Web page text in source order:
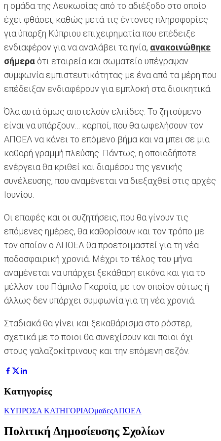
η ομάδα της Λευκωσίας από το αδιέξοδο στο οποίο
έχει φθάσει, καθώς μετά τις έντονες πληροφορίες
για ύπαρξη Κύπριου επιχειρηματία που επέδειξε
ενδιαφέρον για να αναλάβει τα ηνία, ανακοινώθηκε
σήμερα ότι εταιρεία και σωματείο υπέγραψαν
συμφωνία εμπιστευτικότητας με ένα από τα μέρη που
επέδειξαν ενδιαφέρουν για εμπλοκή στα διοικητικά.
Όλα αυτά όμως αποτελούν ελπίδες. Το ζητούμενο
είναι να υπάρξουν… καρποί, που θα ωφελήσουν τον
ΑΠΟΕΛ να κάνει το επόμενο βήμα και να μπει σε μια
καθαρή γραμμή πλεύσης. Πάντως, η οποιαδήποτε
ενέργεια θα κριθεί και διαμέσου της γενικής
συνέλευσης, που αναμένεται να διεξαχθεί στις αρχές
Ιουνίου.
Οι επαφές και οι συζητήσεις, που θα γίνουν τις
επόμενες ημέρες, θα καθορίσουν και τον τρόπο με
τον οποίον ο ΑΠΟΕΛ θα προετοιμαστεί για τη νέα
ποδοσφαιρική χρονιά. Μέχρι το τέλος του μήνα
αναμένεται να υπάρχει ξεκάθαρη εικόνα και για το
μέλλον του Πάμπλο Γκαρσία, με τον οποίον ούτως ή
άλλως δεν υπάρχει συμφωνία για τη νέα χρονιά.
Σταδιακά θα γίνει και ξεκαθάρισμα στο ρόστερ,
σχετικά με το ποιοι θα συνεχίσουν και ποιοι όχι
στους γαλαζοκίτρινους και την επόμενη σεζόν.
Κατηγορίες
ΚΥΠΡΟΣΑ ΚΑΤΗΓΟΡΙΑΟμαδεςΑΠΟΕΛ
Πολιτική Δημοσίευσης Σχολίων